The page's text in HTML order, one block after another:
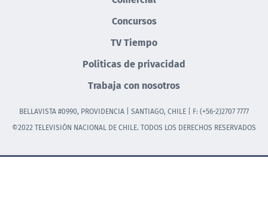
Concursos
TV Tiempo
Políticas de privacidad
Trabaja con nosotros
BELLAVISTA #0990, PROVIDENCIA | SANTIAGO, CHILE | F: (+56-2)2707 7777
©2022 TELEVISIÓN NACIONAL DE CHILE. TODOS LOS DERECHOS RESERVADOS